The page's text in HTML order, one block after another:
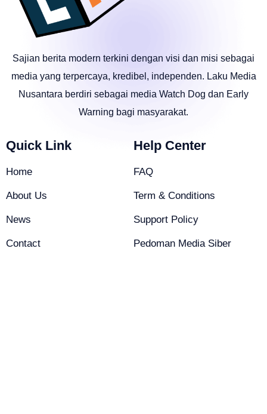
Sajian berita modern terkini dengan visi dan misi sebagai
media yang terpercaya, kredibel, independen. Laku Media
Nusantara berdiri sebagai media Watch Dog dan Early
Warning bagi masyarakat.
Quick Link
Home
About Us
News
Contact
Help Center
FAQ
Term & Conditions
Support Policy
Pedoman Media Siber